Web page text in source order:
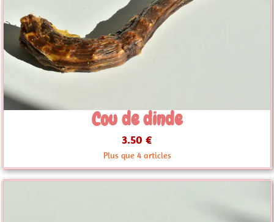
Cou de dinde
3.50 €
Plus que 4 articles